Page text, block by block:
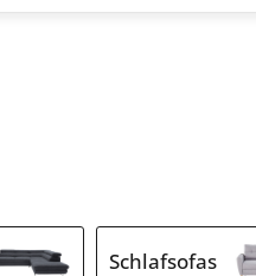
Schlafsofas